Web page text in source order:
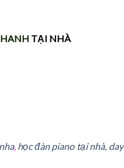
TẠI NHÀ
, học đàn piano tại nhà, day